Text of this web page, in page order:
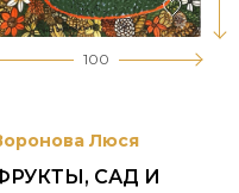
100
Люся
САД И